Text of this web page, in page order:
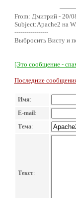
From: Дмитрий - 20/
Subject:Apache2 на
-----------------
Выбросить Висту и
[Это сообщение -
Последние
Имя:
E-mail:
Тема:
Текст: